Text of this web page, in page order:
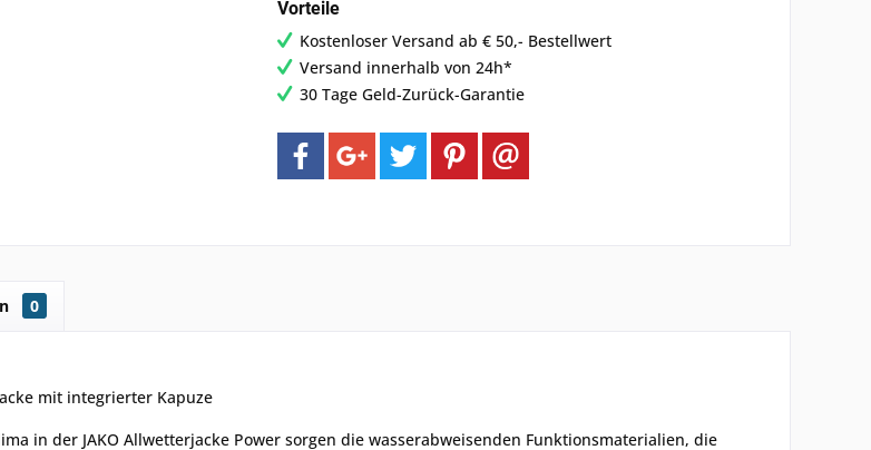
Vorteile
Kostenloser Versand ab € 50,- Bestellwert
Versand innerhalb von 24h*
30 Tage Geld-Zurück-Garantie
0
mit integrierter Kapuze
in der JAKO Allwetterjacke Power sorgen die wasserabweisenden Funktionsmaterialien, die